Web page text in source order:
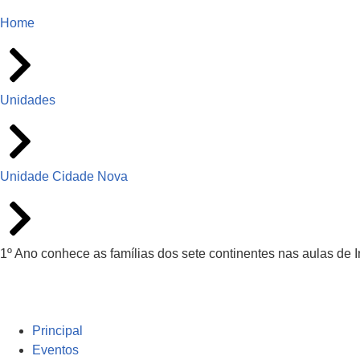
Home
Unidades
Unidade Cidade Nova
1º Ano conhece as famílias dos sete continentes nas aulas de
Principal
Eventos